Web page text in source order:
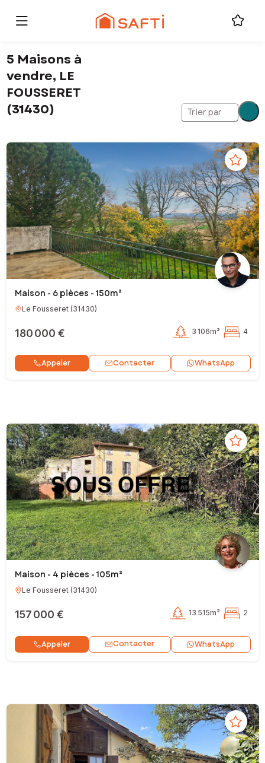
5 Maisons à
vendre, LE
FOUSSERET
(31430)
Trier par
Maison - 6 pièces - 150m²
Le Fousseret(31430)
180 000 € 3 106m² 4
Appeler Contacter WhatsApp
Maison - 4 pièces - 105m²
Le Fousseret(31430)
157 000 € 13 515m² 2
Appeler Contacter WhatsApp